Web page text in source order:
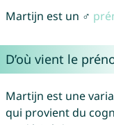
Martijn est un ♂
D’où vient le
Martijn est une
qui provient du